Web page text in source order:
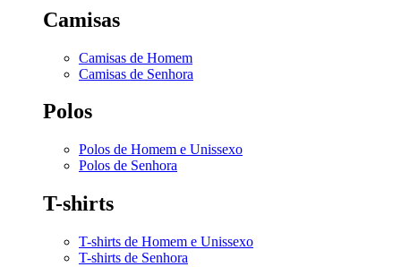
Camisas
Camisas de Homem
Camisas de Senhora
Polos
Polos de Homem e Unissexo
Polos de Senhora
T-shirts
T-shirts de Homem e Unissexo
T-shirts de Senhora